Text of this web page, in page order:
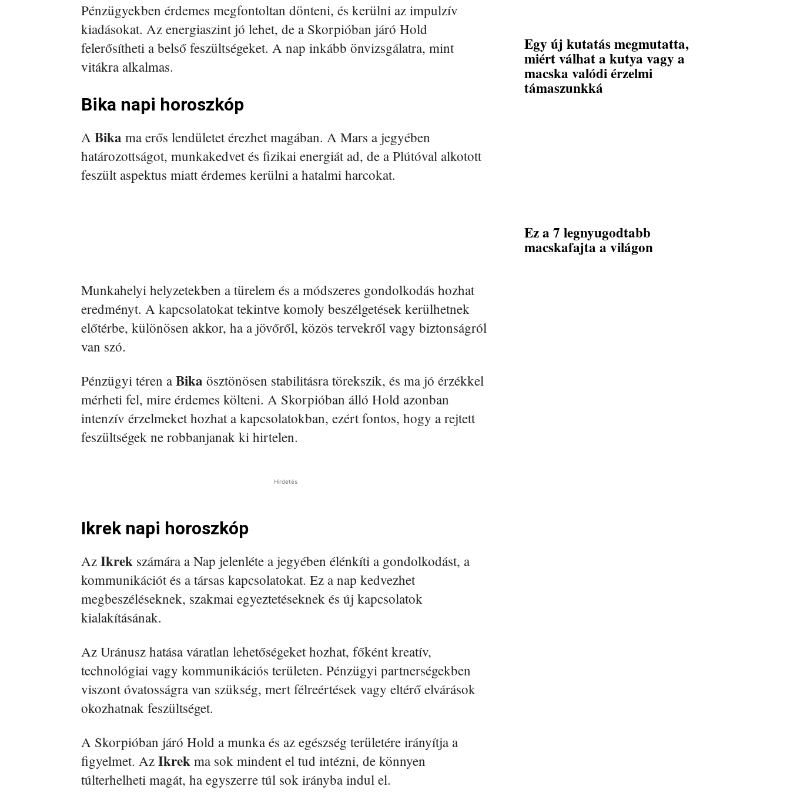
Pénzügyekben érdemes megfontoltan dönteni, és kerülni az impulzív
kiadásokat. Az energiaszint jó lehet, de a Skorpióban járó Hold
felerősítheti a belső feszültségeket. A nap inkább önvizsgálatra, mint
vitákra alkalmas.
Bika napi horoszkóp
A Bika ma erős lendületet érezhet magában. A Mars a jegyében
határozottságot, munkakedvet és fizikai energiát ad, de a Plútóval alkotott
feszült aspektus miatt érdemes kerülni a hatalmi harcokat.
Munkahelyi helyzetekben a türelem és a módszeres gondolkodás hozhat
eredményt. A kapcsolatokat tekintve komoly beszélgetések kerülhetnek
előtérbe, különösen akkor, ha a jövőről, közös tervekről vagy biztonságról
van szó.
Pénzügyi téren a Bika ösztönösen stabilitásra törekszik, és ma jó érzékkel
mérheti fel, mire érdemes költeni. A Skorpióban álló Hold azonban
intenzív érzelmeket hozhat a kapcsolatokban, ezért fontos, hogy a rejtett
feszültségek ne robbanjanak ki hirtelen.
Hirdetés
Ikrek napi horoszkóp
Az Ikrek számára a Nap jelenléte a jegyében élénkíti a gondolkodást, a
kommunikációt és a társas kapcsolatokat. Ez a nap kedvezhet
megbeszéléseknek, szakmai egyeztetéseknek és új kapcsolatok
kialakításának.
Az Uránusz hatása váratlan lehetőségeket hozhat, főként kreatív,
technológiai vagy kommunikációs területen. Pénzügyi partnerségekben
viszont óvatosságra van szükség, mert félreértések vagy eltérő elvárások
okozhatnak feszültséget.
A Skorpióban járó Hold a munka és az egészség területére irányítja a
figyelmet. Az Ikrek ma sok mindent el tud intézni, de könnyen
túlterhelheti magát, ha egyszerre túl sok irányba indul el.
Egy új kutatás megmutatta,
miért válhat a kutya vagy a
macska valódi érzelmi
támaszunkká
Ez a 7 legnyugodtabb
macskafajta a világon